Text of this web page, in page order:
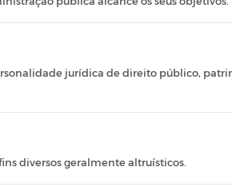
jurídica de direito público,
diversos geralmente altruísticos.